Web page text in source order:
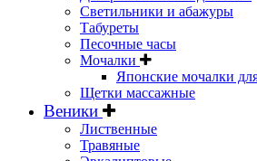
Светильники и абажуры
Табуреты
Песочные часы
Мочалки
Японские мочалки
Щетки массажные
Веники
Лиственные
Травяные